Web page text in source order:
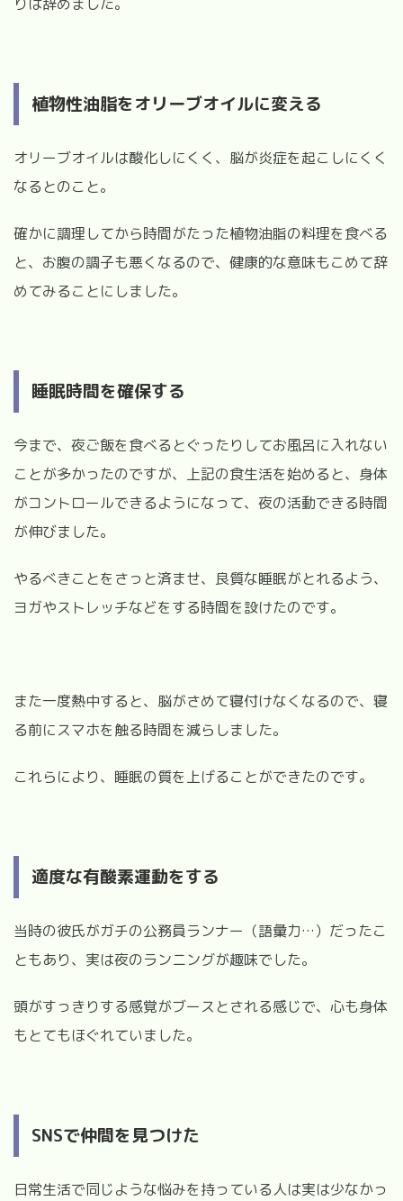
植物性油脂をオリーブオイルに変える
オリーブオイルは酸化しにくく、脳が炎症を起こしにくく
なるとのこと。
確かに調理してから時間がたった植物油脂の料理を食べる
と、お腹の調子も悪くなるので、健康的な意味もこめて辞
めてみることにしました。
睡眠時間を確保する
今まで、夜ご飯を食べるとぐったりしてお風呂に入れない
ことが多かったのですが、上記の食生活を始めると、身体
がコントロールできるようになって、夜の活動できる時間
が伸びました。
やるべきことをさっと済ませ、良質な睡眠がとれるよう、
ヨガやストレッチなどをする時間を設けたのです。
また一度熱中すると、脳がさめて寝付けなくなるので、寝
る前にスマホを触る時間を減らしました。
これらにより、睡眠の質を上げることができたのです。
適度な有酸素運動をする
当時の彼氏がガチの公務員ランナー（語彙力…）だったこ
ともあり、実は夜のランニングが趣味でした。
頭がすっきりする感覚がブースとされる感じで、心も身体
もとてもほぐれていました。
SNSで仲間を見つけた
日常生活で同じような悩みを持っている人は実は少なかっ